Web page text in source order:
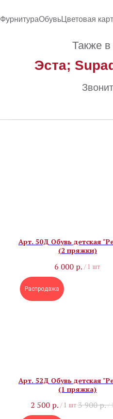
ФурнитураОбувьЦветовая
Также
Эста;
Арт. 50Д Обувь детская
(2 пряжки)
6 000 р. / 1 шт
Распродажа
Арт. 52Д Обувь детская
(1 пряжка)
2 500 р. / 1 шт 3 900р./